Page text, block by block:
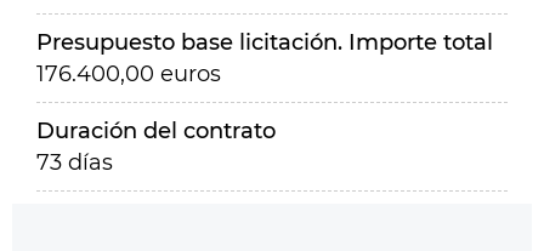
Presupuesto base licitación. Importe total
176.400,00 euros
Duración del contrato
73 días